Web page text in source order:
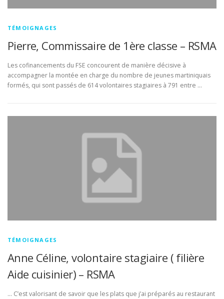
TÉMOIGNAGES
Pierre, Commissaire de 1ère classe – RSMA
Les cofinancements du FSE concourent de manière décisive à
accompagner la montée en charge du nombre de jeunes martiniquais
formés, qui sont passés de 614 volontaires stagiaires à 791 entre …
TÉMOIGNAGES
Anne Céline, volontaire stagiaire ( filière
Aide cuisinier) – RSMA
… C’est valorisant de savoir que les plats que j’ai préparés au restaurant